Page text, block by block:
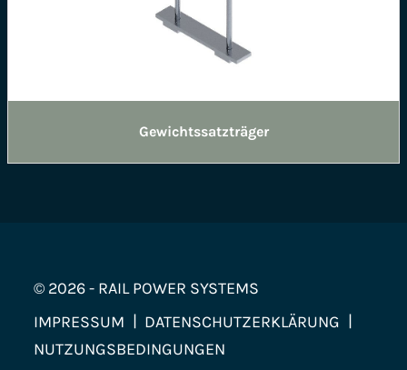
Gewichtssatzträger
© 2026 - RAIL POWER SYSTEMS
IMPRESSUM
DATENSCHUTZERKLÄRUNG
NUTZUNGSBEDINGUNGEN